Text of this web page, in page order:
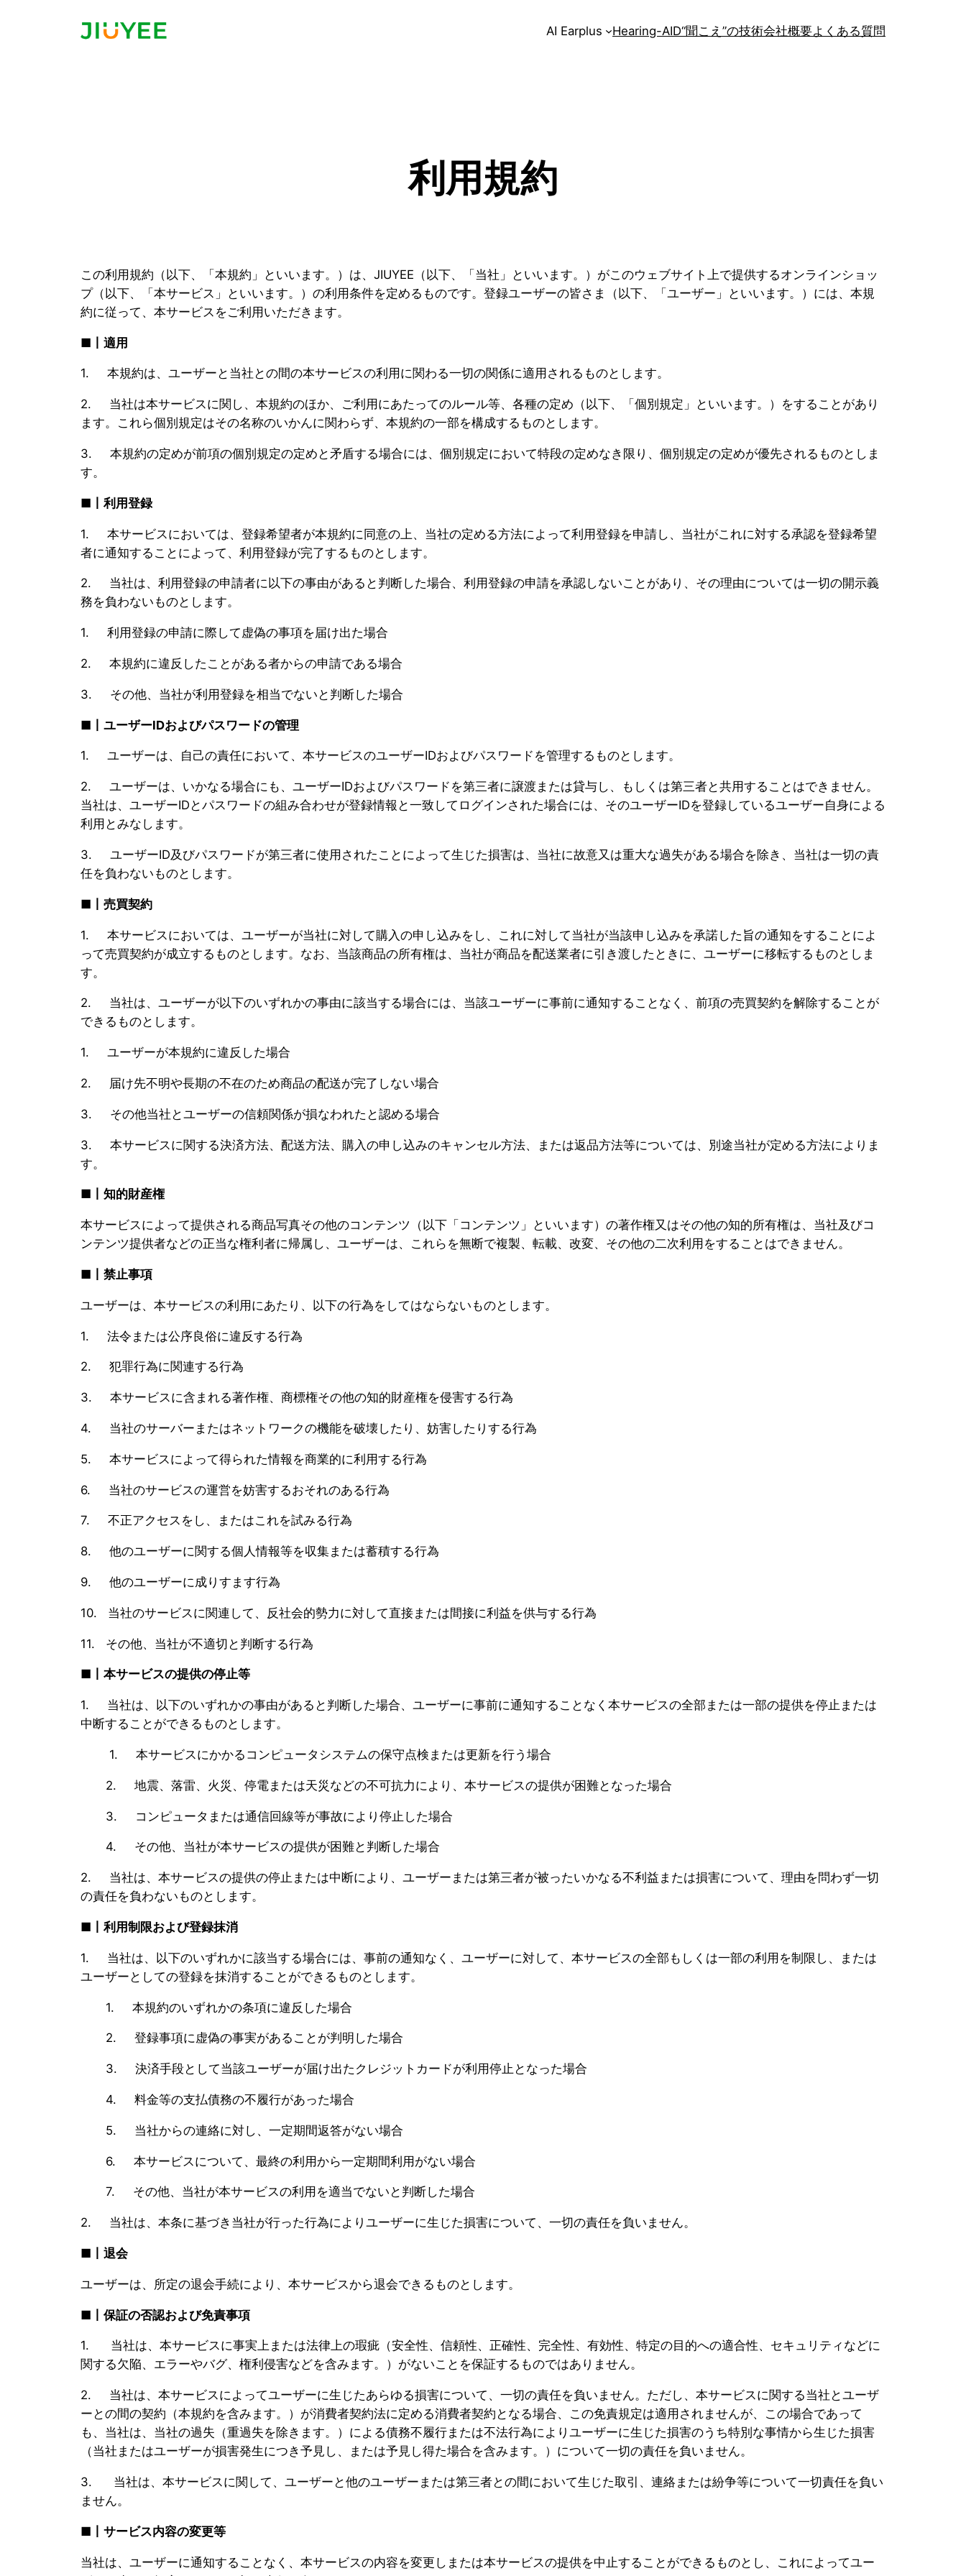
AI Earplus Hearing-AID“聞こえ”の技術会社概要よくある質問
利用規約
この利用規約（以下、「本規約」といいます。）は、JIUYEE（以下、「当社」といいます。）がこのウェブサイト上で提供するオンラインショッ
プ（以下、「本サービス」といいます。）の利用条件を定めるものです。登録ユーザーの皆さま（以下、「ユーザー」といいます。）には、本規
約に従って、本サービスをご利用いただきます。
■丨適用
1. 本規約は、ユーザーと当社との間の本サービスの利用に関わる一切の関係に適用されるものとします。
2. 当社は本サービスに関し、本規約のほか、ご利用にあたってのルール等、各種の定め（以下、「個別規定」といいます。）をすることがあり
ます。これら個別規定はその名称のいかんに関わらず、本規約の一部を構成するものとします。
3. 本規約の定めが前項の個別規定の定めと矛盾する場合には、個別規定において特段の定めなき限り、個別規定の定めが優先されるものとしま
す。
■丨利用登録
1. 本サービスにおいては、登録希望者が本規約に同意の上、当社の定める方法によって利用登録を申請し、当社がこれに対する承認を登録希望
者に通知することによって、利用登録が完了するものとします。
2. 当社は、利用登録の申請者に以下の事由があると判断した場合、利用登録の申請を承認しないことがあり、その理由については一切の開示義
務を負わないものとします。
1. 利用登録の申請に際して虚偽の事項を届け出た場合
2. 本規約に違反したことがある者からの申請である場合
3. その他、当社が利用登録を相当でないと判断した場合
■丨ユーザーIDおよびパスワードの管理
1. ユーザーは、自己の責任において、本サービスのユーザーIDおよびパスワードを管理するものとします。
2. ユーザーは、いかなる場合にも、ユーザーIDおよびパスワードを第三者に譲渡または貸与し、もしくは第三者と共用することはできません。
当社は、ユーザーIDとパスワードの組み合わせが登録情報と一致してログインされた場合には、そのユーザーIDを登録しているユーザー自身による
利用とみなします。
3. ユーザーID及びパスワードが第三者に使用されたことによって生じた損害は、当社に故意又は重大な過失がある場合を除き、当社は一切の責
任を負わないものとします。
■丨売買契約
1. 本サービスにおいては、ユーザーが当社に対して購入の申し込みをし、これに対して当社が当該申し込みを承諾した旨の通知をすることによ
って売買契約が成立するものとします。なお、当該商品の所有権は、当社が商品を配送業者に引き渡したときに、ユーザーに移転するものとしま
す。
2. 当社は、ユーザーが以下のいずれかの事由に該当する場合には、当該ユーザーに事前に通知することなく、前項の売買契約を解除することが
できるものとします。
1. ユーザーが本規約に違反した場合
2. 届け先不明や長期の不在のため商品の配送が完了しない場合
3. その他当社とユーザーの信頼関係が損なわれたと認める場合
3. 本サービスに関する決済方法、配送方法、購入の申し込みのキャンセル方法、または返品方法等については、別途当社が定める方法によりま
す。
■丨知的財産権
本サービスによって提供される商品写真その他のコンテンツ（以下「コンテンツ」といいます）の著作権又はその他の知的所有権は、当社及びコ
ンテンツ提供者などの正当な権利者に帰属し、ユーザーは、これらを無断で複製、転載、改変、その他の二次利用をすることはできません。
■丨禁止事項
ユーザーは、本サービスの利用にあたり、以下の行為をしてはならないものとします。
1. 法令または公序良俗に違反する行為
2. 犯罪行為に関連する行為
3. 本サービスに含まれる著作権、商標権その他の知的財産権を侵害する行為
4. 当社のサーバーまたはネットワークの機能を破壊したり、妨害したりする行為
5. 本サービスによって得られた情報を商業的に利用する行為
6. 当社のサービスの運営を妨害するおそれのある行為
7. 不正アクセスをし、またはこれを試みる行為
8. 他のユーザーに関する個人情報等を収集または蓄積する行為
9. 他のユーザーに成りすます行為
10. 当社のサービスに関連して、反社会的勢力に対して直接または間接に利益を供与する行為
11. その他、当社が不適切と判断する行為
■丨本サービスの提供の停止等
1. 当社は、以下のいずれかの事由があると判断した場合、ユーザーに事前に通知することなく本サービスの全部または一部の提供を停止または
中断することができるものとします。
1. 本サービスにかかるコンピュータシステムの保守点検または更新を行う場合
2. 地震、落雷、火災、停電または天災などの不可抗力により、本サービスの提供が困難となった場合
3. コンピュータまたは通信回線等が事故により停止した場合
4. その他、当社が本サービスの提供が困難と判断した場合
2. 当社は、本サービスの提供の停止または中断により、ユーザーまたは第三者が被ったいかなる不利益または損害について、理由を問わず一切
の責任を負わないものとします。
■丨利用制限および登録抹消
1. 当社は、以下のいずれかに該当する場合には、事前の通知なく、ユーザーに対して、本サービスの全部もしくは一部の利用を制限し、または
ユーザーとしての登録を抹消することができるものとします。
1. 本規約のいずれかの条項に違反した場合
2. 登録事項に虚偽の事実があることが判明した場合
3. 決済手段として当該ユーザーが届け出たクレジットカードが利用停止となった場合
4. 料金等の支払債務の不履行があった場合
5. 当社からの連絡に対し、一定期間返答がない場合
6. 本サービスについて、最終の利用から一定期間利用がない場合
7. その他、当社が本サービスの利用を適当でないと判断した場合
2. 当社は、本条に基づき当社が行った行為によりユーザーに生じた損害について、一切の責任を負いません。
■丨退会
ユーザーは、所定の退会手続により、本サービスから退会できるものとします。
■丨保証の否認および免責事項
1. 当社は、本サービスに事実上または法律上の瑕疵（安全性、信頼性、正確性、完全性、有効性、特定の目的への適合性、セキュリティなどに
関する欠陥、エラーやバグ、権利侵害などを含みます。）がないことを保証するものではありません。
2. 当社は、本サービスによってユーザーに生じたあらゆる損害について、一切の責任を負いません。ただし、本サービスに関する当社とユーザ
ーとの間の契約（本規約を含みます。）が消費者契約法に定める消費者契約となる場合、この免責規定は適用されませんが、この場合であって
も、当社は、当社の過失（重過失を除きます。）による債務不履行または不法行為によりユーザーに生じた損害のうち特別な事情から生じた損害
（当社またはユーザーが損害発生につき予見し、または予見し得た場合を含みます。）について一切の責任を負いません。
3. 当社は、本サービスに関して、ユーザーと他のユーザーまたは第三者との間において生じた取引、連絡または紛争等について一切責任を負い
ません。
■丨サービス内容の変更等
当社は、ユーザーに通知することなく、本サービスの内容を変更しまたは本サービスの提供を中止することができるものとし、これによってユー